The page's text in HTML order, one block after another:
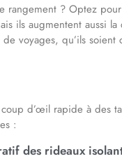
rangement ? Optez
ils augmentent aussi
voyages, qu’ils soient
d’œil rapide à des
:
des rideaux